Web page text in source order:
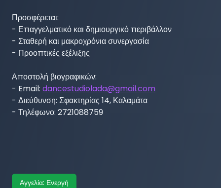
Προσφέρεται:
- Επαγγελματικό και δημιουργικό περιβάλλον
- Σταθερή και μακροχρόνια συνεργασία
- Προοπτικές εξέλιξης
Αποστολή βιογραφικών:
- Email: dancestudiolada@gmail.com
- Διεύθυνση: Σφακτηρίας 14, Καλαμάτα
- Τηλέφωνο: 2721088759
Αγγελία: Ενεργή